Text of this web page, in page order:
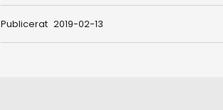
Publicerat 2019-02-13